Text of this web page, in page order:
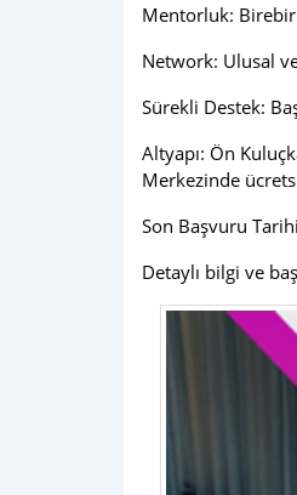
Mentorluk:
Network: Ulusal
Sürekli Destek:
Altyapı: Ön
Merkezinde
Son Başvuru
Detaylı bilgi ve